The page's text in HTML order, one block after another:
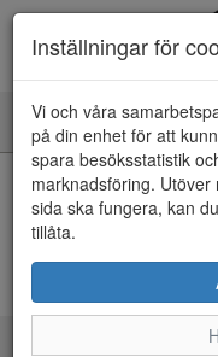
Toggle
navigation
HEM
Kunde inte hitta några
Inställningar för
Vi och våra
på din enhet för att
spara besöksstatistik
marknadsföring.
sida ska fungera, kan
tillåta.